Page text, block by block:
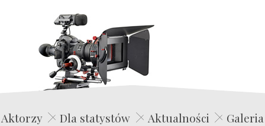
Edwin Film Agencja Aktorska
Aktorzy Dla statystów Aktualności
Galeria